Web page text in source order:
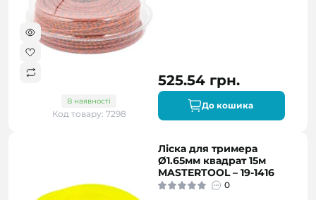
В наявності
Код товару: 7298
525.54 грн.
До кошика
Ліска для тримера
Ø1.65мм квадрат 15м
MASTERTOOL – 19-1416
0